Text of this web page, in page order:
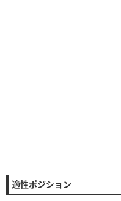
適性ポジション